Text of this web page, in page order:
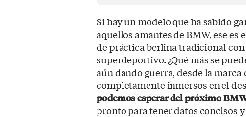
Si hay un modelo que ha sabido
aquellos amantes de BMW, ese es
de práctica berlina tradicional
superdeportivo. ¿Qué más se
aún dando guerra, desde la
completamente inmersos en el
podemos esperar del próximo
pronto para tener datos concisos